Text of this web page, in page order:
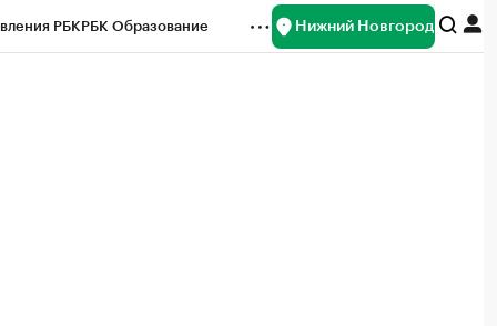
РБКРБК Образование Нижний Новгород